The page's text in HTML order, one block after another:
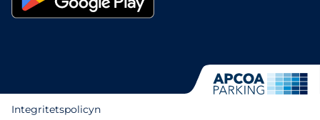
Integritetspolicyn